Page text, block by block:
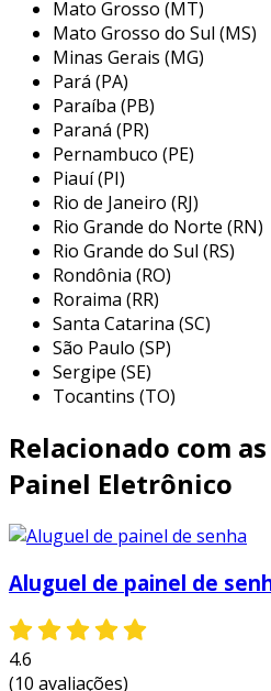
integração com
pode ser facilmente
existentes, otimizando a
funcionalidade
atendimento em diferentes
atendendo a uma clientela
essas características garantem
eletrônico funcione de maneira
beneficiando tanto os clientes
de atendimento.
benefícios do uso
adotar um painel eletrônico de
traz diversos benefícios. entre
redução de filas
: com a
atendimento, o tempo de
clientes ficam mais
aumento da
podem focar na qualidade
Mato Grosso (MT)
Mato Grosso do Sul (MS)
Minas Gerais (MG)
Pará (PA)
Paraíba (PB)
Paraná (PR)
Pernambuco (PE)
Piauí (PI)
Rio de Janeiro (RJ)
Rio Grande do Norte (RN)
Rio Grande do Sul (RS)
Rondônia (RO)
Roraima (RR)
Santa Catarina (SC)
São Paulo (SP)
Sergipe (SE)
Tocantins (TO)
Relacionado com
Painel Eletrônico
Aluguel de painel de
4.6
(10 avaliações)